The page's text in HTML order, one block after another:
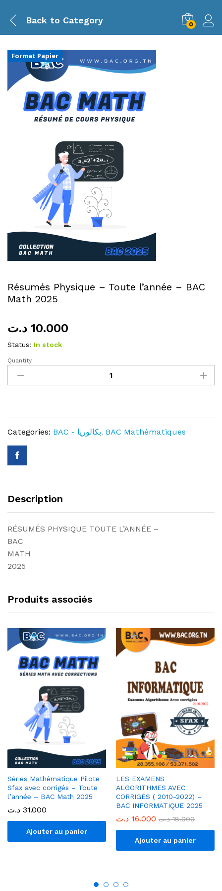
Back to Category 0
Résumés Physique – Toute l’année – BAC
Math 2025
10.000 د.ت
Status: In stock
Résumés
Physique
–
BAC
Math
Quantity
Categories: BAC - بكالوريا, BAC Mathématiques
Description
RÉSUMÉS PHYSIQUE TOUTE L’ANNÉE –
BAC
MATH
2025
Produits associés
Séries Mathématique Pilote
Sfax avec corrigés – Toute
l’année – BAC Math 2025
31.000 د.ت
Ajouter au panier
LES EXAMENS
ALGORITHMES AVEC
CORRIGÉS ( 2010-2022) –
BAC INFORMATIQUE 2025
16.000 د.ت 18.000 د.ت
Ajouter au panier
Format Papier